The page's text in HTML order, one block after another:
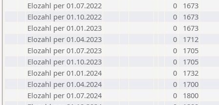
Elozahl per 01.07.2022
0
1673
Elozahl per 01.10.2022
0
1673
Elozahl per 01.01.2023
0
1673
Elozahl per 01.04.2023
0
1712
Elozahl per 01.07.2023
0
1705
Elozahl per 01.10.2023
0
1705
Elozahl per 01.01.2024
0
1732
Elozahl per 01.04.2024
0
1700
Elozahl per 01.07.2024
0
1800